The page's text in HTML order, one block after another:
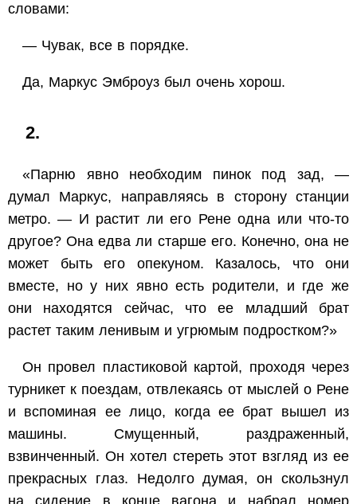
словами:
— Чувак, все в порядке.
Да, Маркус Эмброуз был очень хорош.
2.
«Парню явно необходим пинок под зад, —
думал Маркус, направляясь в сторону станции
метро. — И растит ли его Рене одна или что-то
другое? Она едва ли старше его. Конечно, она не
может быть его опекуном. Казалось, что они
вместе, но у них явно есть родители, и где же
они находятся сейчас, что ее младший брат
растет таким ленивым и угрюмым подростком?»
Он провел пластиковой картой, проходя через
турникет к поездам, отвлекаясь от мыслей о Рене
и вспоминая ее лицо, когда ее брат вышел из
машины. Смущенный, раздраженный,
взвинченный. Он хотел стереть этот взгляд из ее
прекрасных глаз. Недолго думая, он скользнул